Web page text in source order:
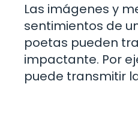
Las imágenes y
sentimientos de
poetas pueden
impactante. Por
puede transmitir